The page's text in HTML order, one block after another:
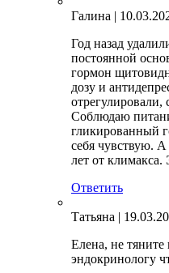
Галина |
Год назад
постоянной
гормон
дозу и
отрегулировали,
Соблюдаю
гликированный
себя чувствую. А
лет от
Ответить
Татьяна |
Елена, не тяните
эндокринологу